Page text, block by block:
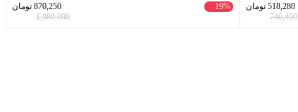
518,280 تومان
740,400
19%
870,250 تومان
1,080,000